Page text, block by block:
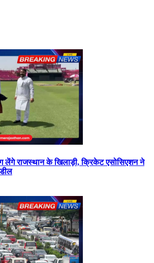
लेंगे राजस्थान के खिलाड़ी, क्रिकेट एसोसिएशन ने